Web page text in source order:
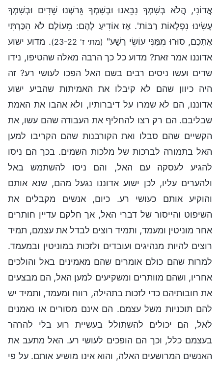
אֲדוֹנִי, הֲלֹא בְּשִׁמְךָ נִבֵּאנוּ וּבְשִׁמְךָ גֵּרַשְׁנוּ שֵׁדִים וּבְשִׁמְךָ
עָשִׂינוּ נִפְלָאוֹת רַבּוֹת'. אָז אוֹדִיעַ לָהֶם: מֵעוֹלָם לֹא הִכַּרְתִּי
אֶתְכֶם, סוּרוּ מִמֶּנִּי עוֹשֵׂי רֶשַׁע" (מתי ז' 23-22)
. מדוע ישוע
אדוננו אמר זאת? מדוע כל כך הרבה מאלה שהטיפו, נידו
שדים ועשו ניסים רבים בשם האל הפכו לעושי רע? זה
היה כיוון שהם לא קיבלו את האמיתות שהביע ישוע
אדוננו, הם לא שמרו על דיברותיו, ולא אהבו את האמת
שבליבם. הם רק רצו להחליף את העבודה שהם עשו, את
הקשיים שהם סבלו ואת הקורבנות שהם הקריבו למען
האל בתמורה לברכות של מלכות השמים. בכך הם ניסו
להגיע לעסקה עם האל, והם ניסו להשתמש באל
ולהערים עליו, לכן ישוע אדוננו נגעל מהם, שנא אותם
והוקיע אותם כעושי רע. כיום, אנשים מקבלים את
השיפוט והייסור של דברי האל, אך חלקם עדיין חותרים
אחר מוניטין ומעמד, ותמיד רוצים לבדל את עצמם, תמיד
רוצים להיות מנהיגים ועובדים ולזכות במוניטין ובמעמד.
למרות שהם כולם אומרים שהם מאמינים באל והולכים
אחריו, ושהם מוותרים ומשקיעים למען האל, הם מבצעים
את חובותיהם כדי לזכות בתהילה, רווח ומעמד, ותמיד יש
להם תוכניות משל עצמם. הם אינם מסורים או נאמנים
לאל, הם יכולים להשתולל בעשיית רוע בלי להרהר
בעצמם כלל, וכך הם הופכים לעושי רע. האל מתעב את
האנשים המרושעים האלה, והוא אינו מושיע אותם. על פי